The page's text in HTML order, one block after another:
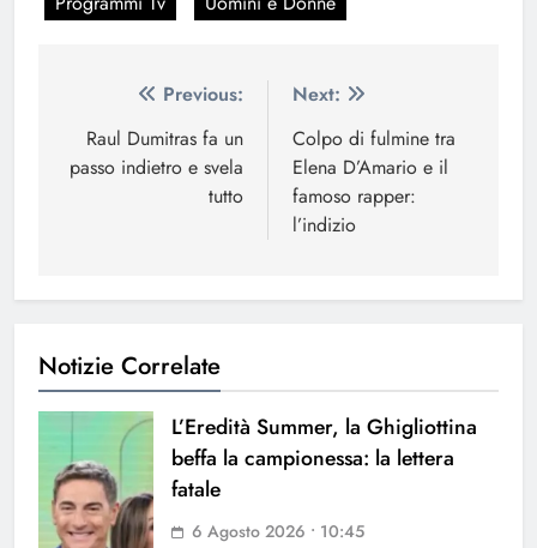
Navigazione
articoli
Previous:
Raul Dumitras fa un
passo indietro e svela
tutto
Next:
Colpo di fulmine tra
Elena D’Amario e il
famoso rapper:
l’indizio
Notizie Correlate
L’Eredità Summer, la Ghigliottina
beffa la campionessa: la lettera
fatale
6 Agosto 2026 • 10:45